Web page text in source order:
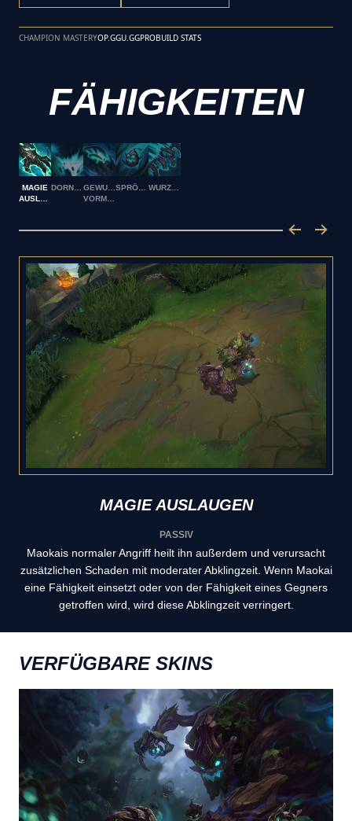
CHAMPION MASTERYOP.GGU.GGPROBUILD STATS
FÄHIGKEITEN
MAGIE
GEWUNDENER
WURZELFÄNGE
MAGIE AUSLAUGEN
PASSIV
Maokais normaler Angriff heilt ihn außerdem und verursacht
zusätzlichen Schaden mit moderater Abklingzeit. Wenn Maokai
eine Fähigkeit einsetzt oder von der Fähigkeit eines Gegners
getroffen wird, wird diese Abklingzeit verringert.
VERFÜGBARE SKINS